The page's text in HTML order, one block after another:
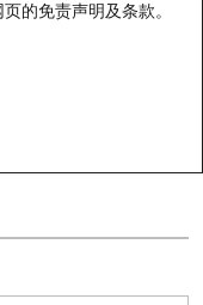
页的免责声明及条款。
行